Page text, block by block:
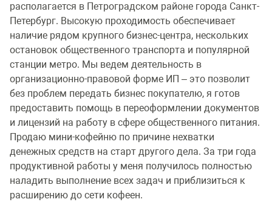
располагается в Петроградском районе города Санкт-
Петербург. Высокую проходимость обеспечивает
наличие рядом крупного бизнес-центра, нескольких
остановок общественного транспорта и популярной
станции метро. Мы ведем деятельность в
организационно-правовой форме ИП – это позволит
без проблем передать бизнес покупателю, я готов
предоставить помощь в переоформлении документов
и лицензий на работу в сфере общественного питания.
Продаю мини-кофейню по причине нехватки
денежных средств на старт другого дела. За три года
продуктивной работы у меня получилось полностью
наладить выполнение всех задач и приблизиться к
расширению до сети кофеен.